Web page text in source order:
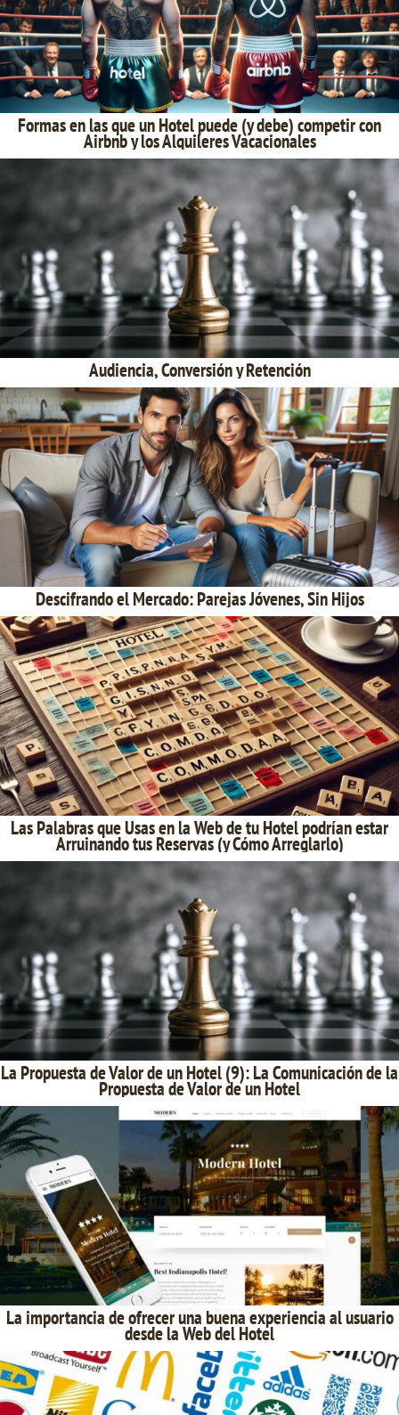
Formas en las que un Hotel puede (y debe) competir con
Airbnb y los Alquileres Vacacionales
Audiencia, Conversión y Retención
Descifrando el Mercado: Parejas Jóvenes, Sin Hijos
Las Palabras que Usas en la Web de tu Hotel podrían estar
Arruinando tus Reservas (y Cómo Arreglarlo)
La Propuesta de Valor de un Hotel (9): La Comunicación de la
Propuesta de Valor de un Hotel
La importancia de ofrecer una buena experiencia al usuario
desde la Web del Hotel